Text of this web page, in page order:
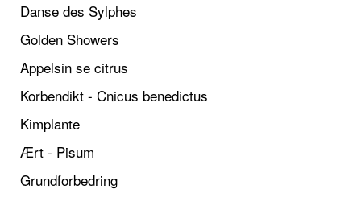
Danse des Sylphes
Golden Showers
Appelsin se citrus
Korbendikt - Cnicus benedictus
Kimplante
Ært - Pisum
Grundforbedring